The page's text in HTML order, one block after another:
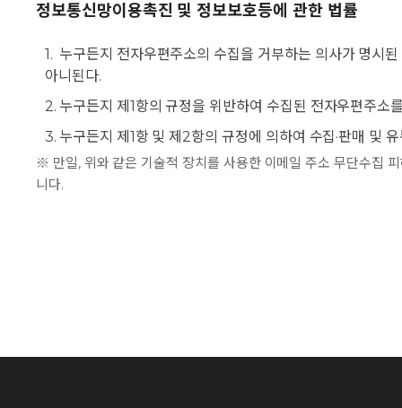
정보통신망이용촉진 및 정보보호등에 관한 법률
1. 누구든지 전자우편주소의 수집을 거부하는 의사가 명시
아니된다.
2. 누구든지 제1항의 규정을 위반하여 수집된 전자우편주소
3. 누구든지 제1항 및 제2항의 규정에 의하여 수집·판매 및
※ 만일, 위와 같은 기술적 장치를 사용한 이메일 주소 무단수집
니다.